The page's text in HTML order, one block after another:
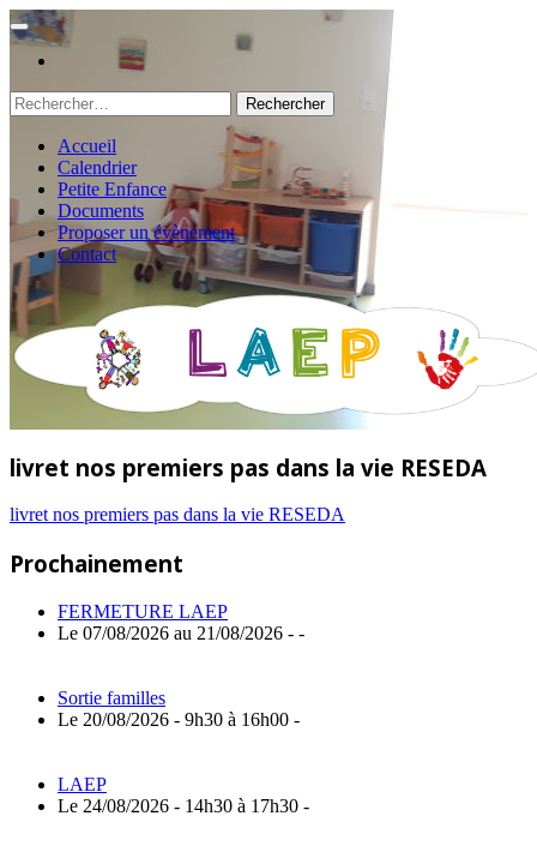
Rechercher :
Accueil
Calendrier
Petite Enfance
Documents
Proposer un évènement
Contact
livret nos premiers pas dans la vie RESEDA
livret nos premiers pas dans la vie RESEDA
Prochainement
FERMETURE LAEP
Le 07/08/2026 au 21/08/2026 - -
Sortie familles
Le 20/08/2026 - 9h30 à 16h00 -
LAEP
Le 24/08/2026 - 14h30 à 17h30 -